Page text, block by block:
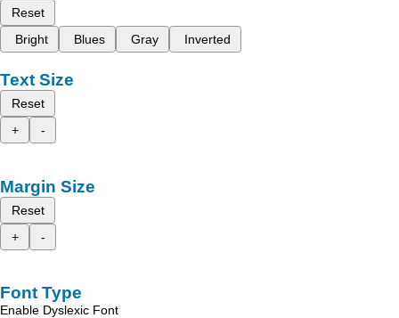
Reset
Bright
Blues Gray Inverted
Text Size
Reset
+
-
Margin Size
Reset
+
-
Font Type
Enable Dyslexic Font